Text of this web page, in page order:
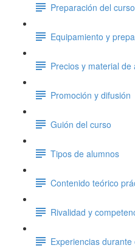
Preparación del curso
Equipamiento y
Precios y material de
Promoción y difusión
Guión del curso
Tipos de alumnos
Contenido teórico
Rivalidad y
Experiencias durante